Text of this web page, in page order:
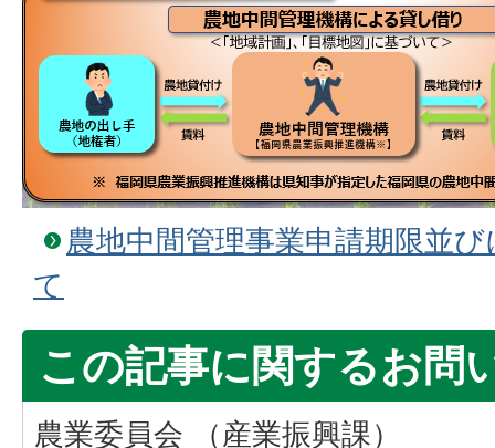
農地中間管理事業申請期限並
て
この記事に関するお問
農業委員会 （産業振興課）